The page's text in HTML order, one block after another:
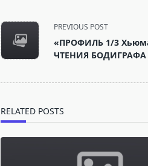
<span
class="nav-
subtitle
screen-
PREVIOUS POST
«ПРОФИЛЬ 1/3
ЧТЕНИЯ БОДИГРАФА
RELATED POSTS